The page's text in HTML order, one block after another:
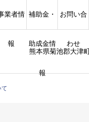
熊本県菊池郡大津
業者情
報
補助金・
助成金情
報
お問い合
わせ